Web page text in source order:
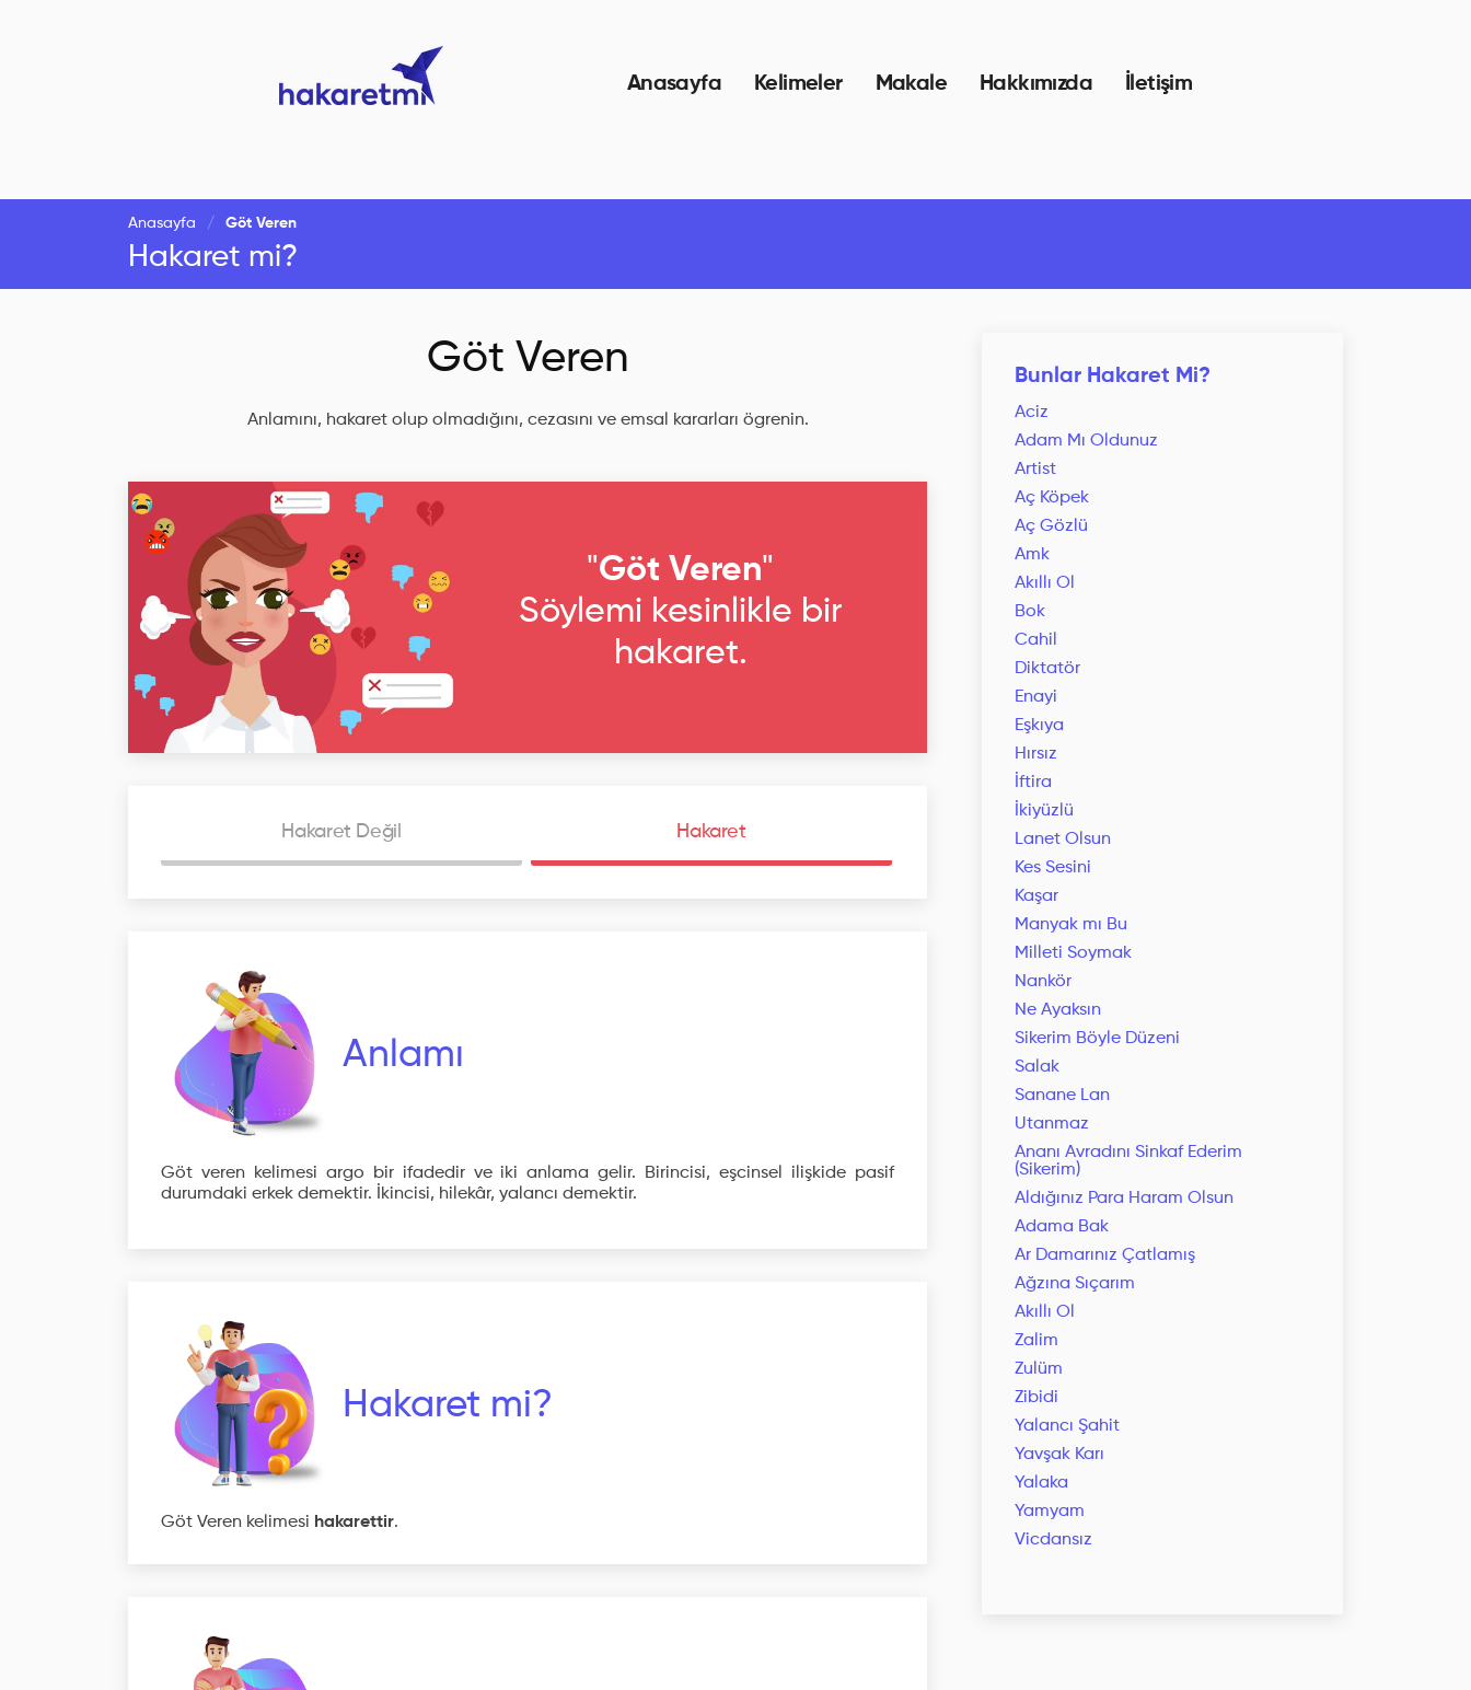
Anasayfa Kelimeler Makale Hakkımızda İletişim
Anasayfa Göt Veren
Hakaret mi?
Göt Veren
Anlamını, hakaret olup olmadığını, cezasını ve emsal kararları ögrenin.
"Göt Veren"
Söylemi kesinlikle bir
hakaret.
Hakaret Değil Hakaret
Anlamı
Göt veren kelimesi argo bir ifadedir ve iki anlama gelir. Birincisi, eşcinsel ilişkide pasif
durumdaki erkek demektir. İkincisi, hilekâr, yalancı demektir.
Hakaret mi?
Göt Veren kelimesi hakarettir.
Bunlar Hakaret Mi?
Aciz
Adam Mı Oldunuz
Artist
Aç Köpek
Aç Gözlü
Amk
Akıllı Ol
Bok
Cahil
Diktatör
Enayi
Eşkıya
Hırsız
İftira
İkiyüzlü
Lanet Olsun
Kes Sesini
Kaşar
Manyak mı Bu
Milleti Soymak
Nankör
Ne Ayaksın
Sikerim Böyle Düzeni
Salak
Sanane Lan
Utanmaz
Ananı Avradını Sinkaf Ederim
(Sikerim)
Aldığınız Para Haram Olsun
Adama Bak
Ar Damarınız Çatlamış
Ağzına Sıçarım
Akıllı Ol
Zalim
Zulüm
Zibidi
Yalancı Şahit
Yavşak Karı
Yalaka
Yamyam
Vicdansız